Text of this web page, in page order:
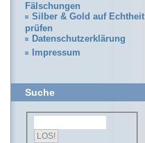
Fälschungen
Silber & Gold auf Echtheit
prüfen
Datenschutzerklärung
Impressum
Suche